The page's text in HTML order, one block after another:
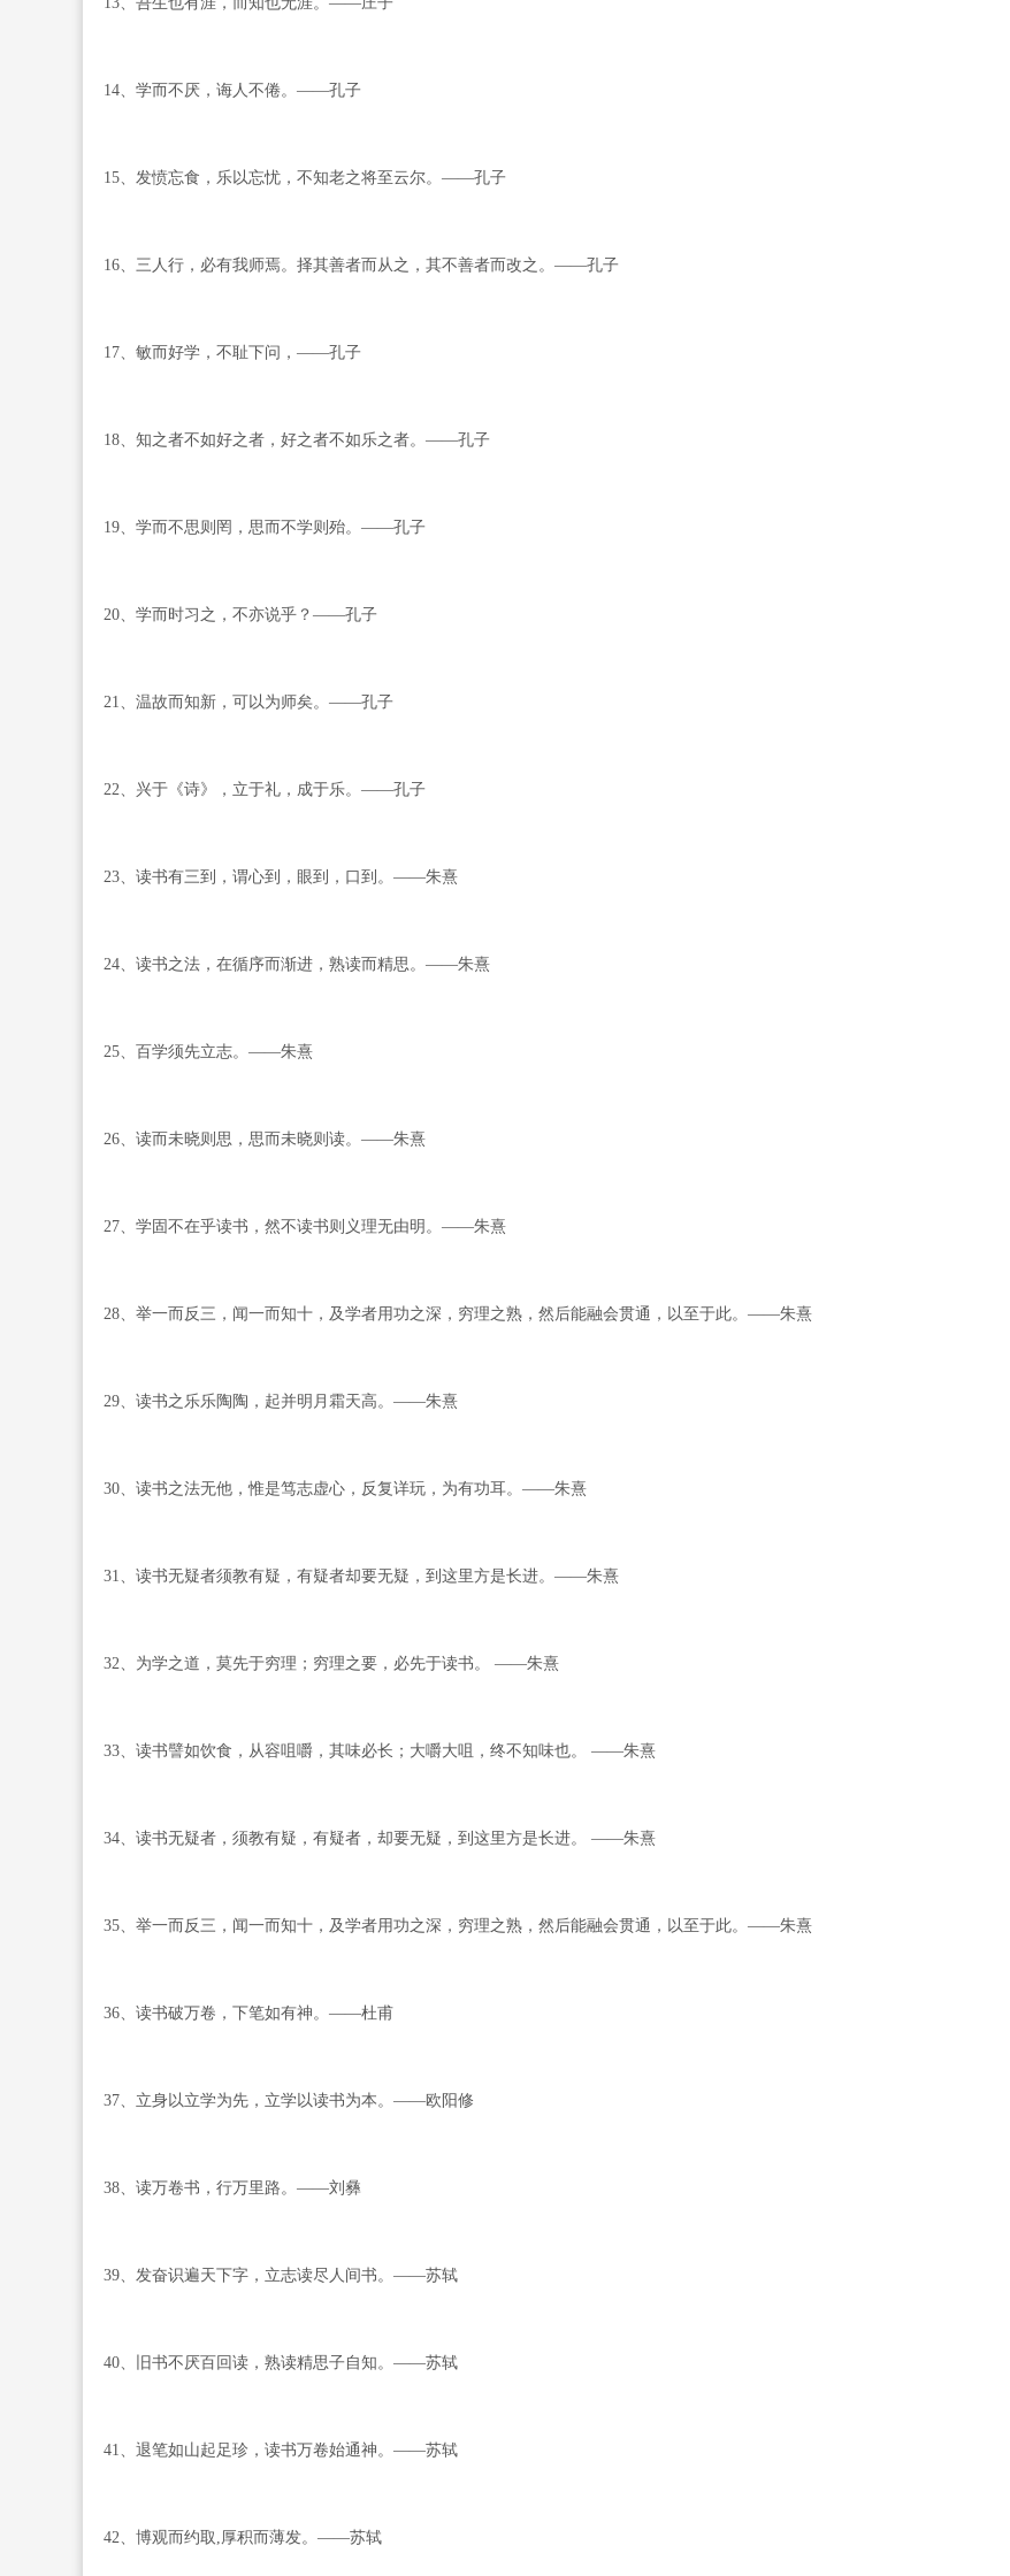
14、学而不厌，诲人不倦。——孔子
15、发愤忘食，乐以忘忧，不知老之将至云尔。——孔子
16、三人行，必有我师焉。择其善者而从之，其不善者而改之。——孔子
17、敏而好学，不耻下问，——孔子
18、知之者不如好之者，好之者不如乐之者。——孔子
19、学而不思则罔，思而不学则殆。——孔子
20、学而时习之，不亦说乎？——孔子
21、温故而知新，可以为师矣。——孔子
22、兴于《诗》，立于礼，成于乐。——孔子
23、读书有三到，谓心到，眼到，口到。——朱熹
24、读书之法，在循序而渐进，熟读而精思。——朱熹
25、百学须先立志。——朱熹
26、读而未晓则思，思而未晓则读。——朱熹
27、学固不在乎读书，然不读书则义理无由明。——朱熹
28、举一而反三，闻一而知十，及学者用功之深，穷理之熟，然后能融会贯通，以至于此。――朱熹
29、读书之乐乐陶陶，起并明月霜天高。——朱熹
30、读书之法无他，惟是笃志虚心，反复详玩，为有功耳。――朱熹
31、读书无疑者须教有疑，有疑者却要无疑，到这里方是长进。——朱熹
32、为学之道，莫先于穷理；穷理之要，必先于读书。 ——朱熹
33、读书譬如饮食，从容咀嚼，其味必长；大嚼大咀，终不知味也。 ——朱熹
34、读书无疑者，须教有疑，有疑者，却要无疑，到这里方是长进。 ——朱熹
35、举一而反三，闻一而知十，及学者用功之深，穷理之熟，然后能融会贯通，以至于此。——朱熹
36、读书破万卷，下笔如有神。——杜甫
37、立身以立学为先，立学以读书为本。——欧阳修
38、读万卷书，行万里路。——刘彝
39、发奋识遍天下字，立志读尽人间书。——苏轼
40、旧书不厌百回读，熟读精思子自知。——苏轼
41、退笔如山起足珍，读书万卷始通神。――苏轼
42、博观而约取,厚积而薄发。——苏轼